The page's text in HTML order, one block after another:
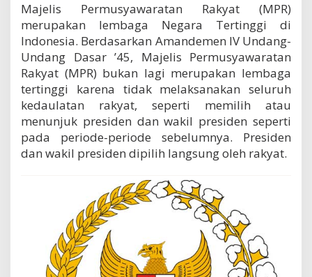
Majelis Permusyawaratan Rakyat (MPR)
merupakan lembaga Negara Tertinggi di
Indonesia. Berdasarkan Amandemen IV Undang-
Undang Dasar ’45, Majelis Permusyawaratan
Rakyat (MPR) bukan lagi merupakan lembaga
tertinggi karena tidak melaksanakan seluruh
kedaulatan rakyat, seperti memilih atau
menunjuk presiden dan wakil presiden seperti
pada periode-periode sebelumnya. Presiden
dan wakil presiden dipilih langsung oleh rakyat.